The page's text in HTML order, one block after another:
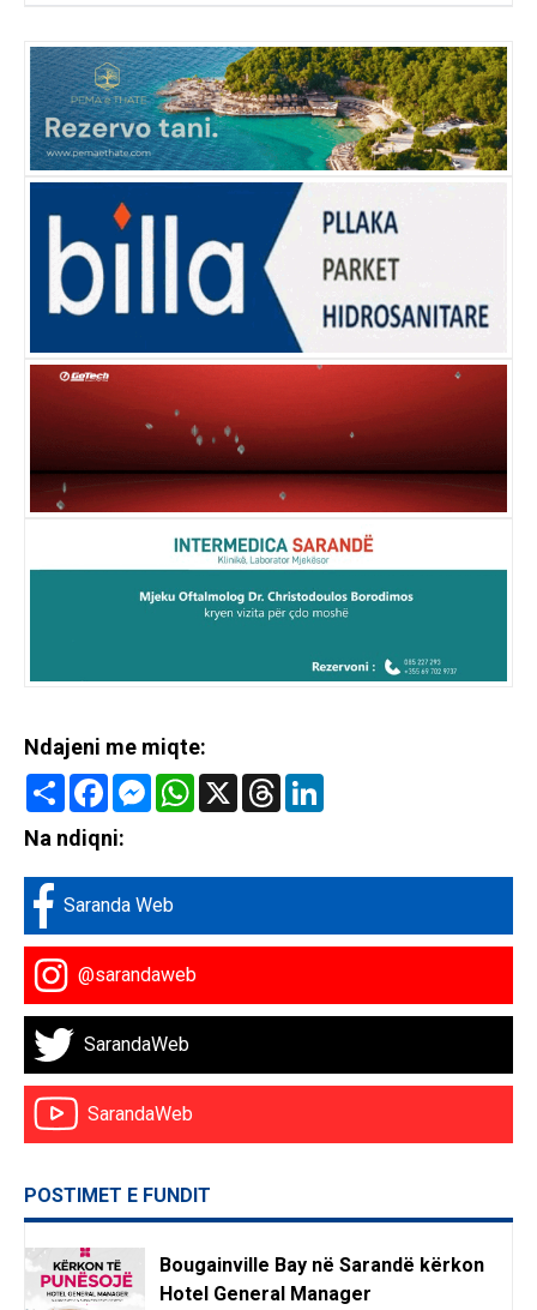
Ndajeni me miqte:
Share FacebookMessenger
WhatsApp
X Threads
Na ndiqni:
Saranda Web
@sarandaweb
SarandaWeb
SarandaWeb
POSTIMET E FUNDIT
Bougainville Bay në Sarandë kërkon
Hotel General Manager